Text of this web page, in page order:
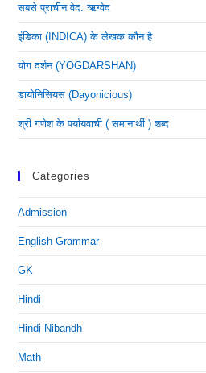
सबसे प्राचीन वेद: ऋग्वेद
इंडिका (INDICA) के लेखक कौन है
योग दर्शन (YOGDARSHAN)
डायोनिसियस (dayonicious)
श्री गणेश के पर्यायवाची ( समानार्थी ) शब्द
Categories
Admission
English Grammar
GK
Hindi
Hindi Nibandh
Math